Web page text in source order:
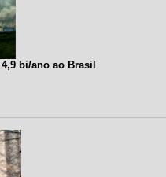
bi/ano ao Brasil